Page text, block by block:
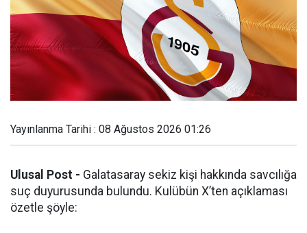
Yayınlanma Tarihi : 08 Ağustos 2026 01:26
Ulusal Post - Galatasaray sekiz kişi hakkında savcılığa
suç duyurusunda bulundu. Kulübün X’ten açıklaması
özetle şöyle: